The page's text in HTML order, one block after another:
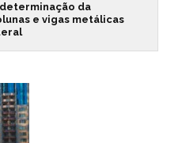
da
e vigas metálicas